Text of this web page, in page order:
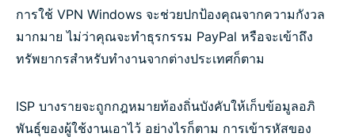
การใช้ VPN Windows จะช่วยปกป้องคุณจากความกังวล
มากมาย ไม่ว่าคุณจะทำธุรกรรม PayPal หรือจะเข้าถึง
ทรัพยากรสำหรับทำงานจากต่างประเทศก็ตาม
ISP บางรายจะถูกกฎหมายท้องถิ่นบังคับให้เก็บข้อมูลอภิ
พันธุ์ของผู้ใช้งานเอาไว้ อย่างไรก็ตาม การเข้ารหัสของ